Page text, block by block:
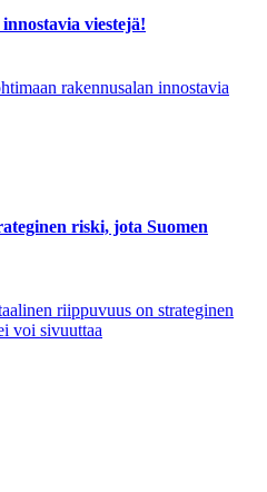
viestejä!
rakennusalan innostavia
riski, jota Suomen
riippuvuus on strateginen
voi sivuuttaa